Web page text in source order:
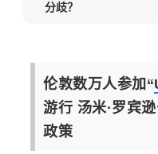
分歧？
伦敦数万人参加“
游行 汤米·罗宾
政策